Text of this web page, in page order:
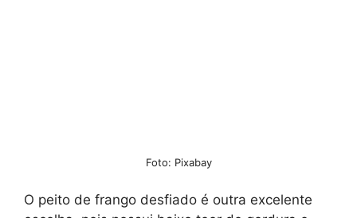
Foto: Pixabay
O peito de frango desfiado é outra excelente